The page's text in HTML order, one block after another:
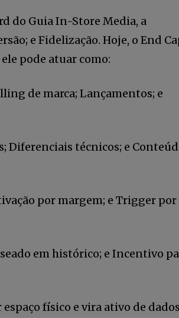
do Guia In-Store Media, a
e Fidelização. Hoje, o End
pode atuar como:
de marca; Lançamentos; e
Diferenciais técnicos; e
por margem; e Trigger por
em histórico; e Incentivo
físico e vira ativo de